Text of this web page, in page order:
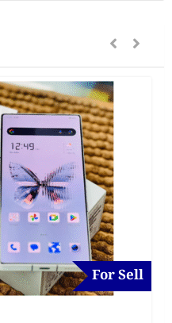
For Sell